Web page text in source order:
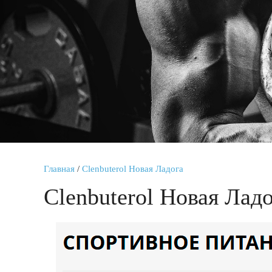
Главная / Clenbuterol Новая Ладога
Clenbuterol Новая